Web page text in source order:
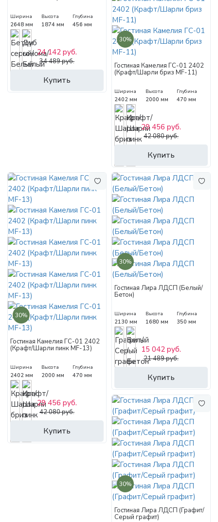
Ширина
2648 мм
Высота
1874 мм
Глубина
456 мм
Купить
24 142 руб.
34 489 руб.
30%
Гостиная Камелия ГС-01 2402
(Крафт/Шарли бриз MF-11)
Ширина
2402 мм
Высота
2000 мм
Глубина
470 мм
Купить
29 456 руб.
42 080 руб.
30%
Гостиная Камелия ГС-01 2402
(Крафт/Шарли пинк MF-13)
Ширина
2402 мм
Высота
2000 мм
Глубина
470 мм
Купить
29 456 руб.
42 080 руб.
30%
Гостиная Лира ЛДСП (Белый/
Бетон)
Ширина
2130 мм
Высота
1680 мм
Глубина
350 мм
Купить
15 042 руб.
21 489 руб.
30%
Гостиная Лира ЛДСП (Графит/
Серый графит)